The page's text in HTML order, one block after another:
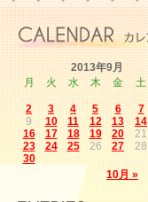
2013年9月
月
火 水 木 金 土
10月 »
2
3 4 5 6 7
9
10 11 12 13 14
16
17 18 19 20 21
23
24 25 26 27 28
30